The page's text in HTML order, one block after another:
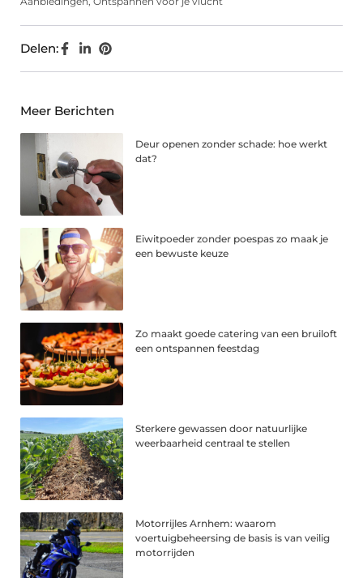
Delen:
Meer Berichten
Deur openen zonder schade: hoe werkt
dat?
Eiwitpoeder zonder poespas zo maak je
een bewuste keuze
Zo maakt goede catering van een bruiloft
een ontspannen feestdag
Sterkere gewassen door natuurlijke
weerbaarheid centraal te stellen
Motorrijles Arnhem: waarom
voertuigbeheersing de basis is van veilig
motorrijden